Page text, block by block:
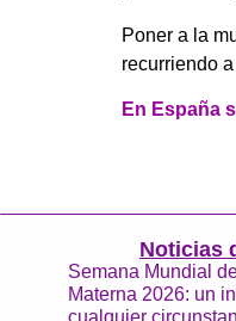
Poner a la
recurriendo
En España
Noticias
Semana Mundial
Materna 2026: un
cualquier